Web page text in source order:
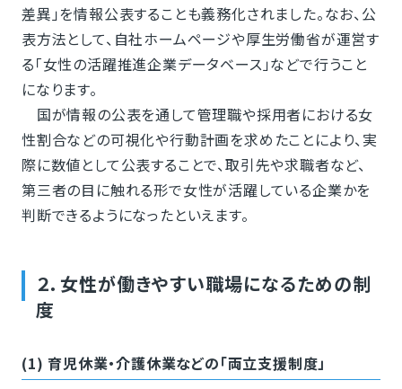
差異」を情報公表することも義務化されました。なお、公
表方法として、自社ホームページや厚生労働省が運営す
る「女性の活躍推進企業データベース」などで行うこと
になります。
国が情報の公表を通して管理職や採用者における女
性割合などの可視化や行動計画を求めたことにより、実
際に数値として公表することで、取引先や求職者など、
第三者の目に触れる形で女性が活躍している企業かを
判断できるようになったといえます。
２．女性が働きやすい職場になるための制
度
(1) 育児休業・介護休業などの「両立支援制度」